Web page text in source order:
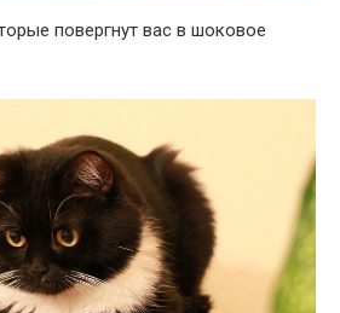
повергнут вас в шоковое